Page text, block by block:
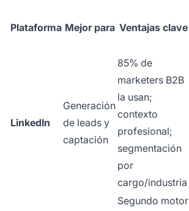
Plataforma Mejor para Ventajas clave
LinkedIn
Generación
de leads y
captación
85% de
marketers B2B
la usan;
contexto
profesional;
segmentación
por
cargo/industria
Segundo motor